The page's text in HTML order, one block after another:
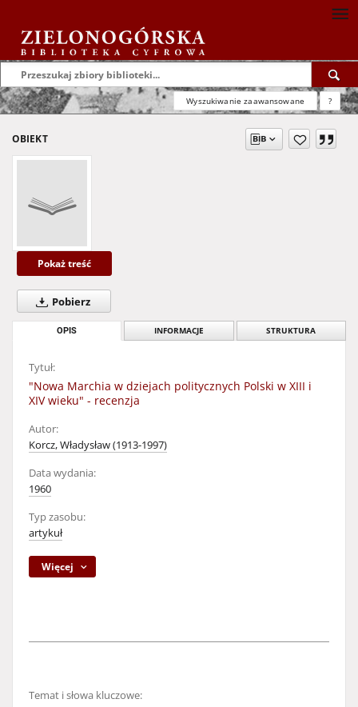
Wyszukiwanie zaawansowane ?
OBIEKT
Pokaż treść
Pobierz
OPIS INFORMACJE STRUKTURA
Tytuł:
"Nowa Marchia w dziejach politycznych Polski w XIII i
XIV wieku" - recenzja
Autor:
Korcz, Władysław (1913-1997)
Data wydania:
1960
Typ zasobu:
artykuł
Więcej
Temat i słowa kluczowe: